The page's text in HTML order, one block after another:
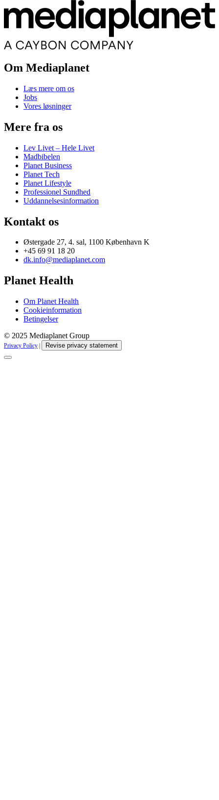
Om Mediaplanet
Læs mere om os
Jobs
Vores løsninger
Mere fra os
Lev Livet – Hele Livet
Madbibelen
Planet Business
Planet Tech
Planet Lifestyle
Professionel Sundhed
Uddannelsesinformation
Kontakt os
Østergade 27, 4. sal, 1100 København K
+45 69 91 18 20
dk.info@mediaplanet.com
Planet Health
Om Planet Health
Cookieinformation
Betingelser
© 2025 Mediaplanet Group
Privacy Policy Revise privacy statement